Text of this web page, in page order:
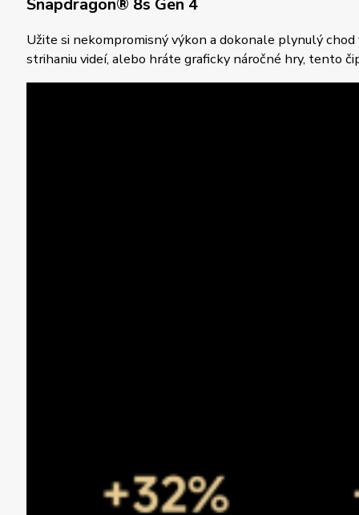
Snapdragon® 8s Gen 4
Užite si nekompromisný výkon a dokonale plynulý
strihaniu videí, alebo hráte graficky náročné hry, tento